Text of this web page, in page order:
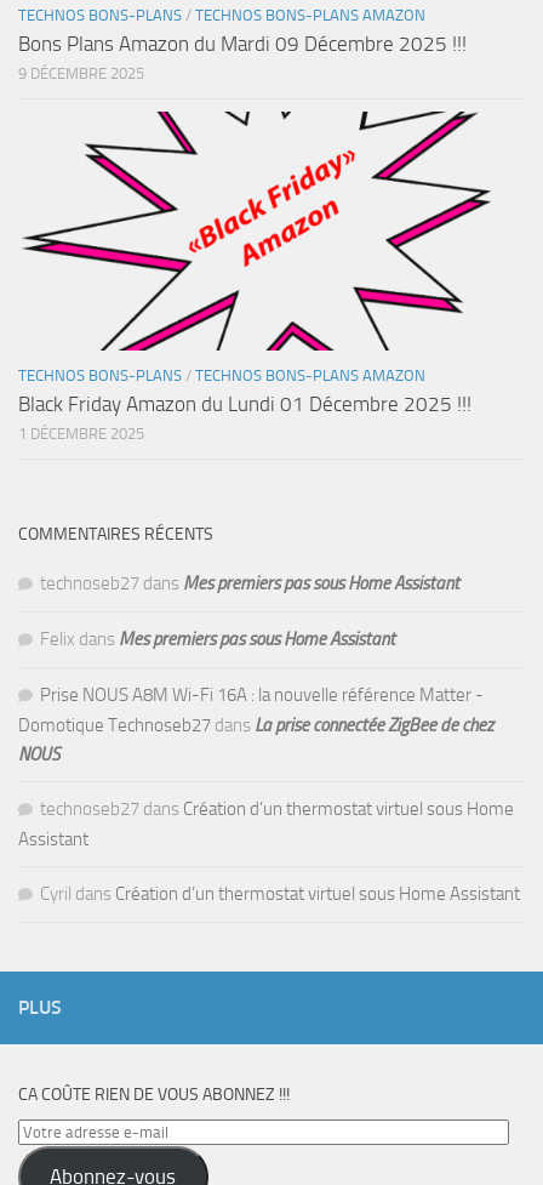
TECHNOS BONS-PLANS / TECHNOS BONS-PLANS AMAZON
Bons Plans Amazon du Mardi 09 Décembre 2025 !!!
9 DÉCEMBRE 2025
TECHNOS BONS-PLANS / TECHNOS BONS-PLANS AMAZON
Black Friday Amazon du Lundi 01 Décembre 2025 !!!
1 DÉCEMBRE 2025
COMMENTAIRES RÉCENTS
technoseb27 dans Mes premiers pas sous Home Assistant
Felix dans Mes premiers pas sous Home Assistant
Prise NOUS A8M Wi-Fi 16A : la nouvelle référence Matter -
Domotique Technoseb27 dans La prise connectée ZigBee de chez
NOUS
technoseb27 dans Création d’un thermostat virtuel sous Home
Assistant
Cyril dans Création d’un thermostat virtuel sous Home Assistant
PLUS
CA COÛTE RIEN DE VOUS ABONNEZ !!!
Votre
adresse
Abonnez-vous